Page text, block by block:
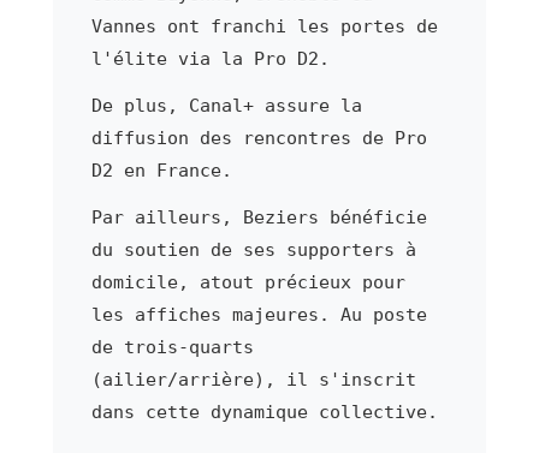
Vannes ont franchi les portes de
l'élite via la Pro D2.
De plus, Canal+ assure la
diffusion des rencontres de Pro
D2 en France.
Par ailleurs, Beziers bénéficie
du soutien de ses supporters à
domicile, atout précieux pour
les affiches majeures. Au poste
de trois-quarts
(ailier/arrière), il s'inscrit
dans cette dynamique collective.